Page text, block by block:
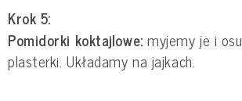
Krok 5:
Pomidorki koktajlowe: myjemy je i
plasterki. Układamy na jajkach.